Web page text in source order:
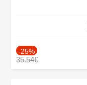
-25%
35.54€